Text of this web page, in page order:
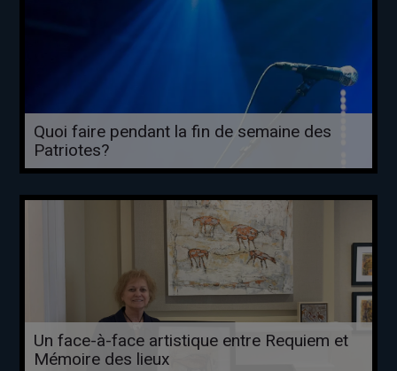
Quoi faire pendant la fin de semaine des
Patriotes?
Un face-à-face artistique entre Requiem et
Mémoire des lieux